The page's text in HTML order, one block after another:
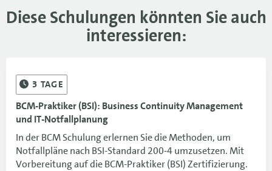
08.12.-09.12.26
1.490 €
16.12.-17.12.26
Diese Schulungen könnten Sie auch
interessieren:
3 TAGE
BCM-Praktiker (BSI): Business Continuity Management
und IT-Notfallplanung
In der BCM Schulung erlernen Sie die Methoden, um
Notfallpläne nach BSI-Standard 200-4 umzusetzen. Mit
Vorbereitung auf die BCM-Praktiker (BSI) Zertifizierung.